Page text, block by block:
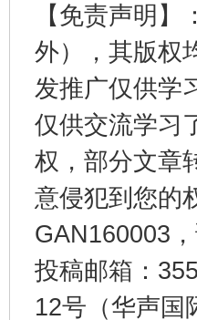
【免责声明
外），其版权
发推广仅供学
仅供交流学习
权，部分文章
意侵犯到您的
GAN160003
投稿邮箱：
12号（华声国
东山县通报“牛蛙产品抗